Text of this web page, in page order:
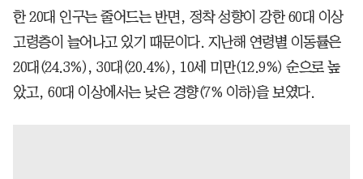
한 20대 인구는 줄어드는 반면, 정착 성향이 강한 60대 이상
고령층이 늘어나고 있기 때문이다. 지난해 연령별 이동률은
20대(24.3%), 30대(20.4%), 10세 미만(12.9%) 순으로 높
았고, 60대 이상에서는 낮은 경향(7% 이하)을 보였다.